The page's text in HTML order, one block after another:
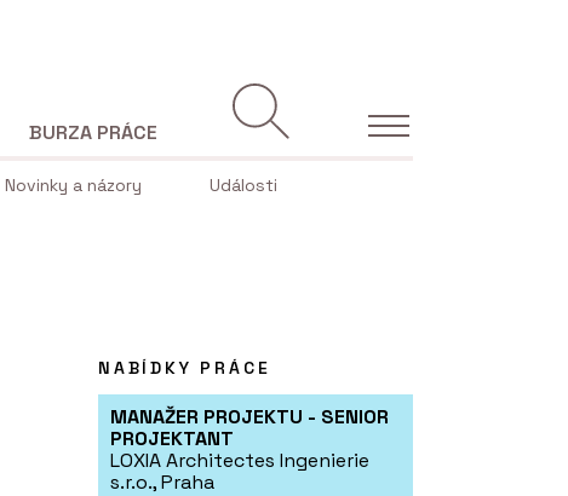
Novinky a názory Události
BURZA PRÁCE
NABÍDKY PRÁCE
MANAŽER PROJEKTU - SENIOR
PROJEKTANT
LOXIA Architectes Ingenierie
s.r.o., Praha